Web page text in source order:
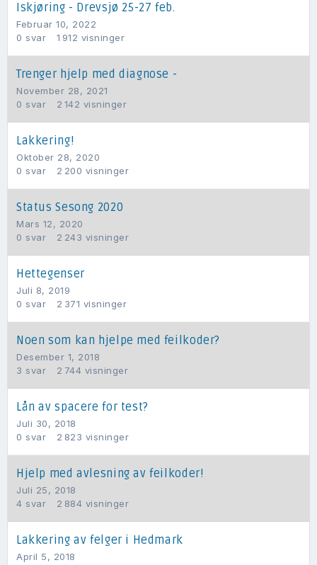
Iskjøring - Drevsjø 25-27 feb.
Februar 10, 2022
0 svar 1 912 visninger
Trenger hjelp med diagnose -
November 28, 2021
0 svar 2 142 visninger
Lakkering!
Oktober 28, 2020
0 svar 2 200 visninger
Status Sesong 2020
Mars 12, 2020
0 svar 2 243 visninger
Hettegenser
Juli 8, 2019
0 svar 2 371 visninger
Noen som kan hjelpe med feilkoder?
Desember 1, 2018
3 svar 2 744 visninger
Lån av spacere for test?
Juli 30, 2018
0 svar 2 823 visninger
Hjelp med avlesning av feilkoder!
Juli 25, 2018
4 svar 2 884 visninger
Lakkering av felger i Hedmark
April 5, 2018